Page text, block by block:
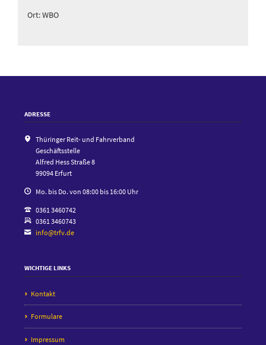
Ort: WBO
ADRESSE
Thüringer Reit- und Fahrverband
Geschäftsstelle
Alfred Hess Straße 8
99094 Erfurt
Mo. bis Do. von 08:00 bis 16:00 Uhr
0361 3460742
0361 3460743
info@trfv.de
WICHTIGE LINKS
Kontakt
Formulare
Impressum